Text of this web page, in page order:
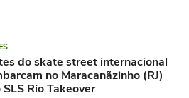
do skate street internacional
no Maracanãzinho (RJ)
Rio Takeover